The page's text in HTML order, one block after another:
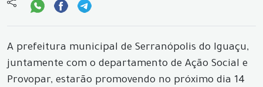
A prefeitura municipal de Serranópolis do Iguaçu,
juntamente com o departamento de Ação Social e
Provopar, estarão promovendo no próximo dia 14